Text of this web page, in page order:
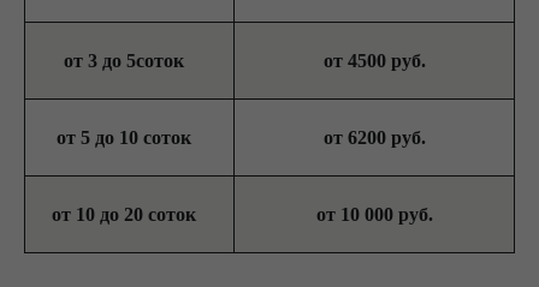
от 3 до 5соток от 4500 руб.
от 5 до 10 соток от 6200 руб.
от 10 до 20 соток от 10 000 руб.